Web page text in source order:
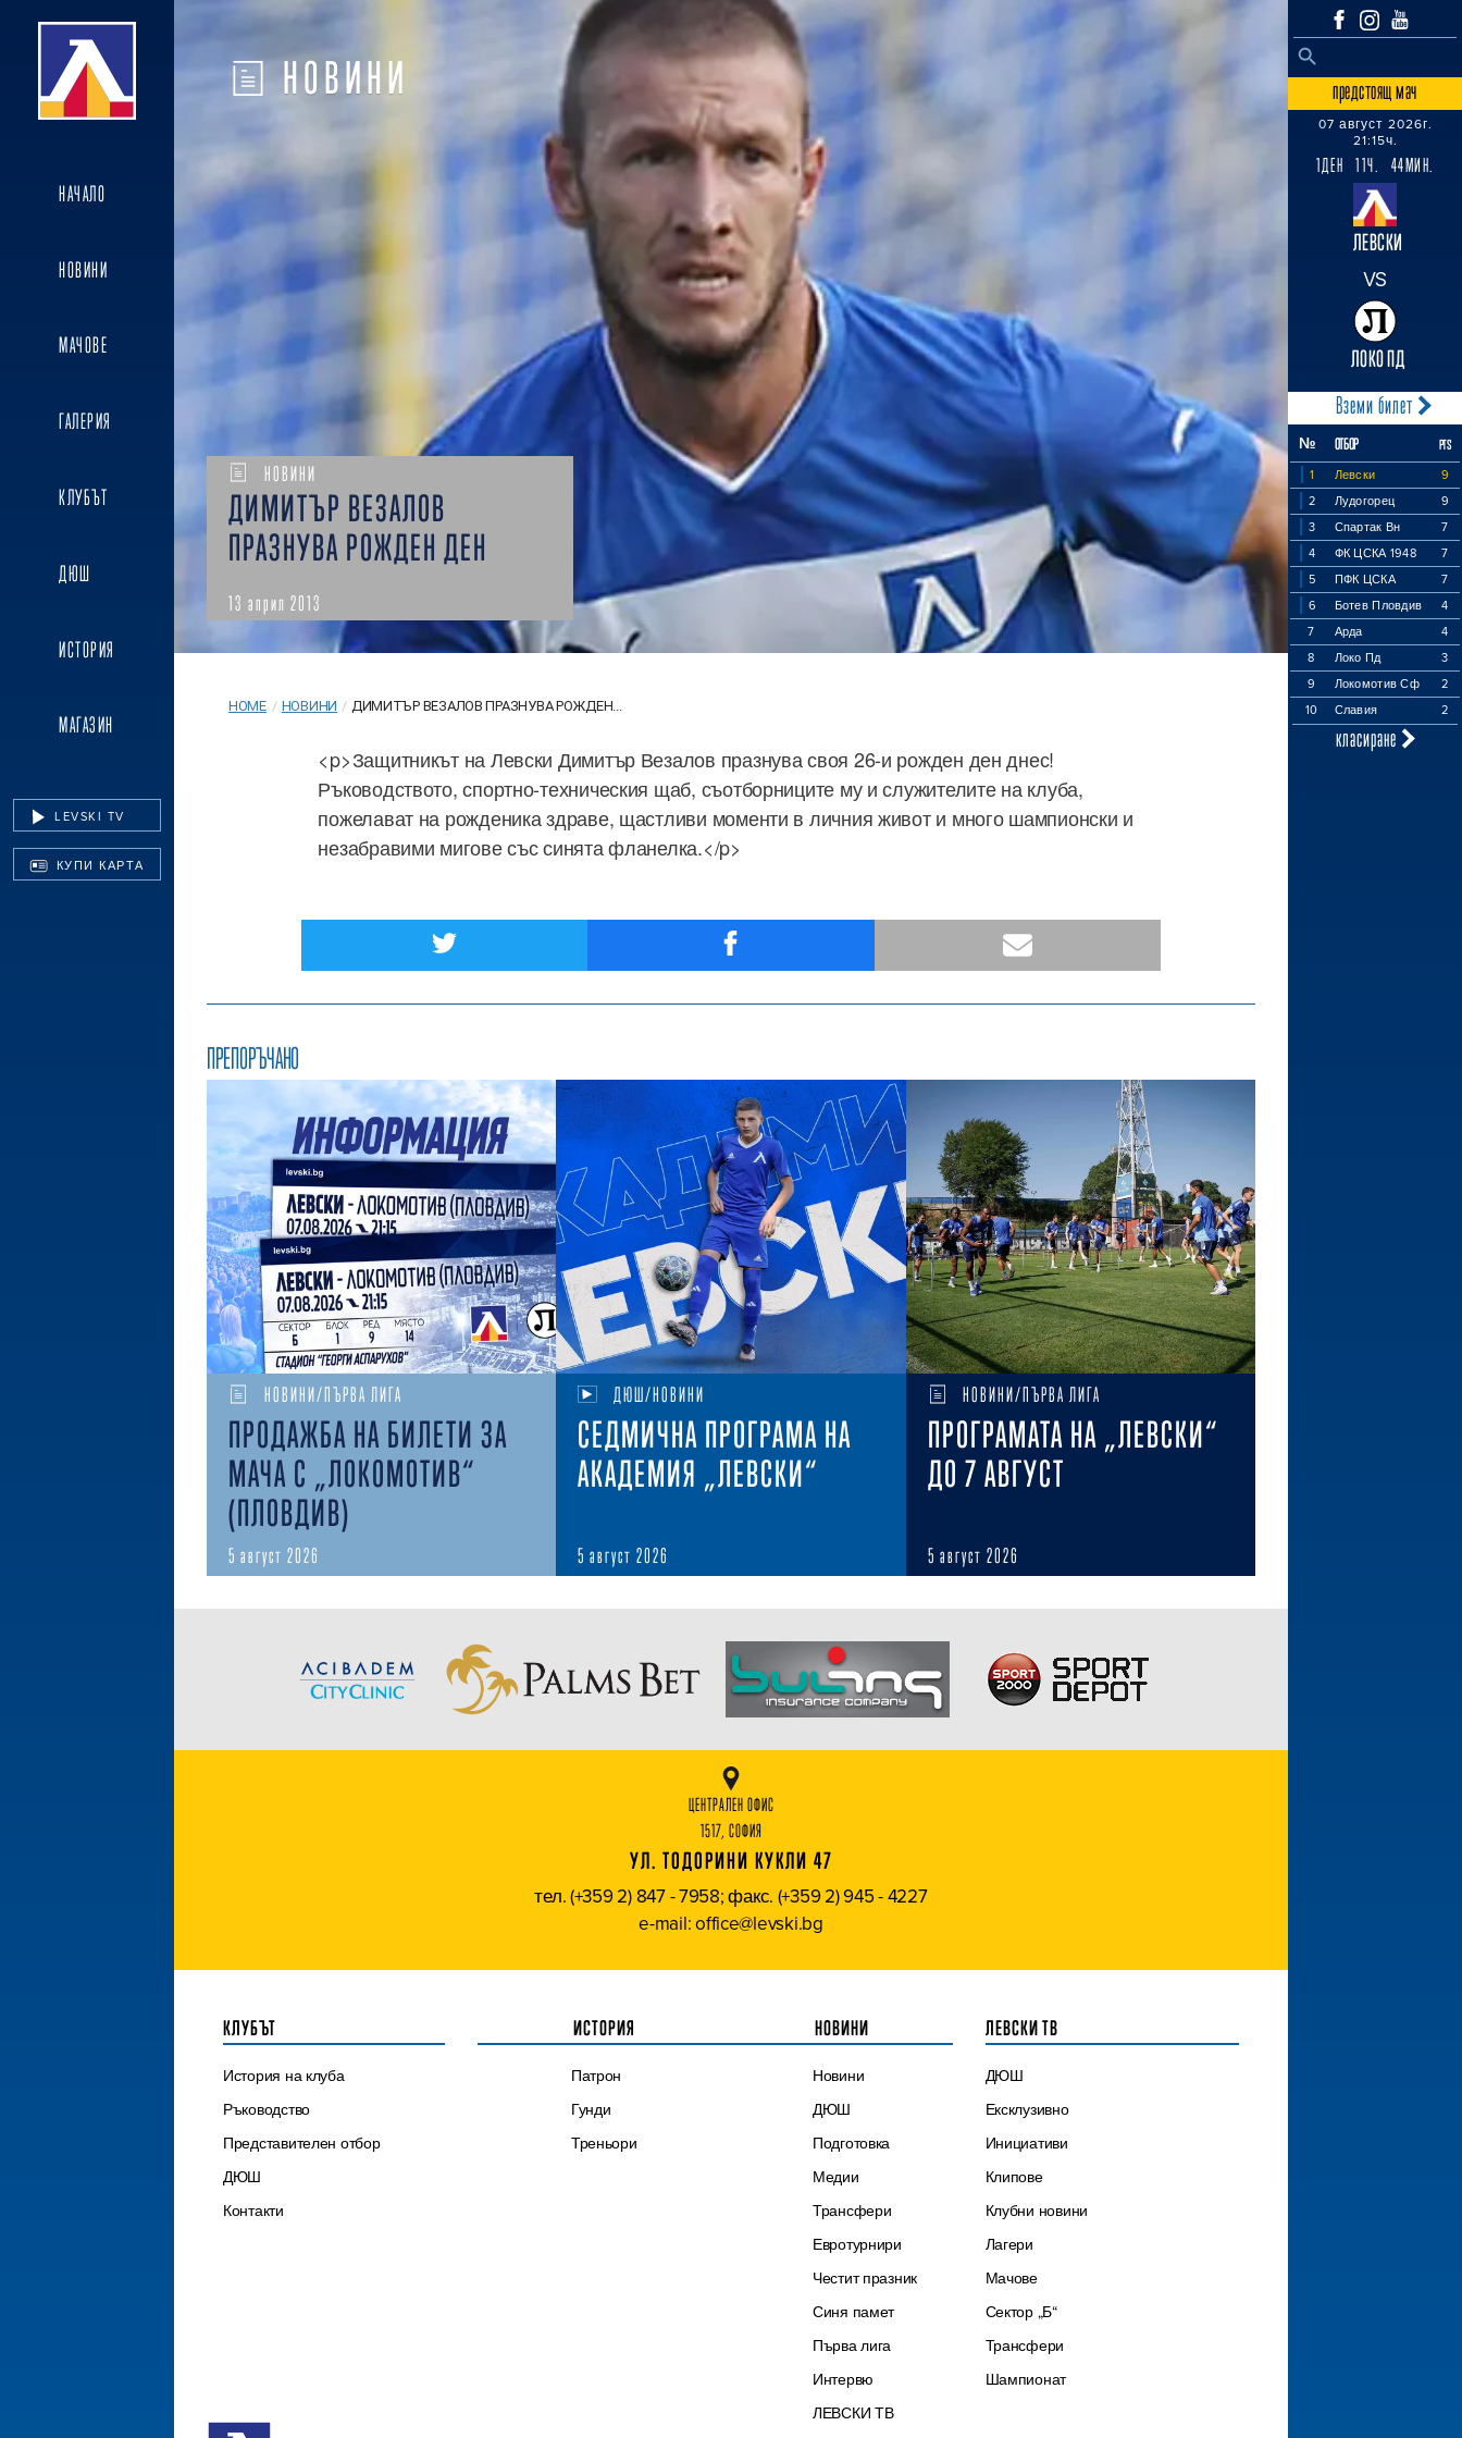
НАЧАЛО
НОВИНИ
МАЧОВЕ
ГАЛЕРИЯ
КЛУБЪТ
ДЮШ
ИСТОРИЯ
МАГАЗИН
LEVSKI TV
КУПИ КАРТА
Search
SEARCH BUTTON
предстоящ мач
07 август 2026г.
21:15ч.
1ДЕН 11Ч. 44МИН.
ЛЕВСКИ
VS
ЛОКО ПД
Вземи билет
№ ОТБОР PTS
1 Левски
9
2
Лудогорец
9
3
Спартак Вн
7
4
ФК ЦСКА 1948
7
5
ПФК ЦСКА
7
6
Ботев Пловдив
4
7
Арда
4
8
Локо Пд
3
9
Локомотив Сф
2
10
Славия 2
класиране
НОВИНИ
НОВИНИ
ДИМИТЪР ВЕЗАЛОВ
ПРАЗНУВА РОЖДЕН ДЕН
13 април 2013
HOME / НОВИНИ / ДИМИТЪР ВЕЗАЛОВ ПРАЗНУВА РОЖДЕН...
<p>Защитникът на Левски Димитър Везалов празнува своя 26-и рожден ден днес!
Ръководството, спортно-техническия щаб, съотборниците му и служителите на клуба,
пожелават на рожденика здраве, щастливи моменти в личния живот и много шампионски и
незабравими мигове със синята фланелка.</p>
ПРЕПОРЪЧАНО
НОВИНИ/ПЪРВА ЛИГА
ПРОДАЖБА НА БИЛЕТИ ЗА
МАЧА С „ЛОКОМОТИВ“
(ПЛОВДИВ)
5 август 2026
ДЮШ/НОВИНИ
СЕДМИЧНА ПРОГРАМА НА
АКАДЕМИЯ „ЛЕВСКИ“
5 август 2026
НОВИНИ/ПЪРВА ЛИГА
ПРОГРАМАТА НА „ЛЕВСКИ“
ДО 7 АВГУСТ
5 август 2026
ЦЕНТРАЛЕН ОФИС
1517, СОФИЯ
УЛ. ТОДОРИНИ КУКЛИ 47
тел. (+359 2) 847 - 7958; факс. (+359 2) 945 - 4227
e-mail: office@levski.bg
КЛУБЪТ
История на клуба
Ръководство
Представителен отбор
ДЮШ
Контакти
ИСТОРИЯ
Патрон
Гунди
Треньори
НОВИНИ
Новини
ДЮШ
Подготовка
Медии
Трансфери
Евротурнири
Честит празник
Синя памет
Първа лига
Интервю
ЛЕВСКИ ТВ
ЛЕВСКИ ТВ
ДЮШ
Ексклузивно
Инициативи
Клипове
Клубни новини
Лагери
Мачове
Сектор „Б“
Трансфери
Шампионат